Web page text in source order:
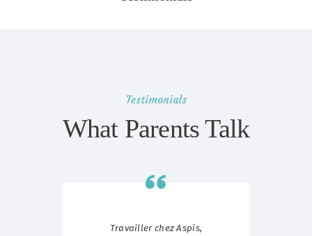
Testimonials
What Parents Talk
Travailler chez Aspis,